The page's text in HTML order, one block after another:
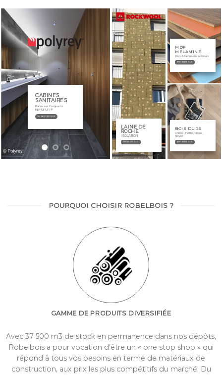
FOCUS SCA
Bois Rouge & Blanc
Provenance Scandinavie
BOIS ROUGE
HÊTRE
RABOTÉ
Provenance
Italie
EN SAVOIR PLUS
LAINE DE
ROCHE
ISOLATION
EN SAVOIR PLUS
MDF
MÉLAMINÉ
Déco & Menuiserie Intérieure
EN SAVOIR PLUS
BOIS DURS
Chêne, Hêtre, Frêne,
Noyer
EN SAVOIR PLUS
POURQUOI CHOISIR ROBELBOIS ?
GAMME DE PRODUITS DIVERSIFIÉE
Avec 37 500 m3 de stock en permanence dans nos dépôts,
Robelbois a pour vocation d’être un « one stop shop » qui
répond à tous vos besoins en terme de matériaux de
construction, aux prix les plus compétitifs du marché. Du